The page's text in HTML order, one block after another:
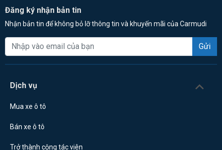
Đăng ký nhận bản tin
Nhận bản tin để không bỏ lỡ thông tin và khuyến mãi của Carmudi
Gửi
Dịch vụ
Mua xe ô tô
Bán xe ô tô
Trở thành cộng tác viên